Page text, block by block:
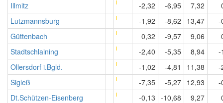
Illmitz
-2,32 -6,95 7,32
Lutzmannsburg
-1,92 -8,62 13,47
-
Güttenbach
0,32 -9,57 9,06
Stadtschlaining
-2,40 -5,35 8,94
-
Ollersdorf i.Bgld.
-1,02 -4,81 11,38
-
Sigleß
-7,35 -5,27 12,93
-
Dt.Schützen-Eisenberg
-0,13 -10,68 9,27